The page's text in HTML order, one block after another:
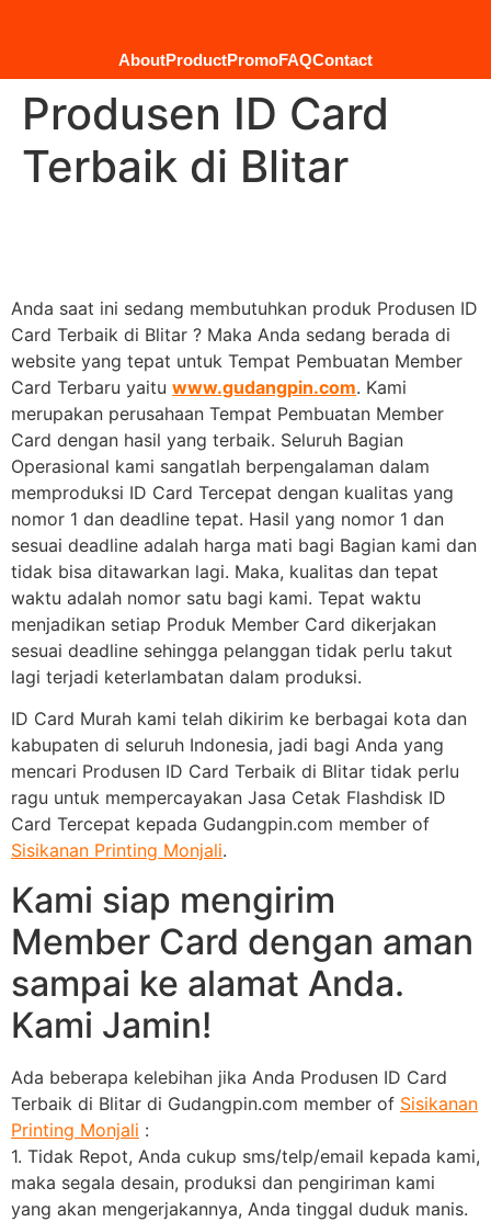
AboutProductPromoFAQContact
Produsen ID Card
Terbaik di Blitar
Anda saat ini sedang membutuhkan produk Produsen ID
Card Terbaik di Blitar ? Maka Anda sedang berada di
website yang tepat untuk Tempat Pembuatan Member
Card Terbaru yaitu www.gudangpin.com. Kami
merupakan perusahaan Tempat Pembuatan Member
Card dengan hasil yang terbaik. Seluruh Bagian
Operasional kami sangatlah berpengalaman dalam
memproduksi ID Card Tercepat dengan kualitas yang
nomor 1 dan deadline tepat. Hasil yang nomor 1 dan
sesuai deadline adalah harga mati bagi Bagian kami dan
tidak bisa ditawarkan lagi. Maka, kualitas dan tepat
waktu adalah nomor satu bagi kami. Tepat waktu
menjadikan setiap Produk Member Card dikerjakan
sesuai deadline sehingga pelanggan tidak perlu takut
lagi terjadi keterlambatan dalam produksi.
ID Card Murah kami telah dikirim ke berbagai kota dan
kabupaten di seluruh Indonesia, jadi bagi Anda yang
mencari Produsen ID Card Terbaik di Blitar tidak perlu
ragu untuk mempercayakan Jasa Cetak Flashdisk ID
Card Tercepat kepada Gudangpin.com member of
Sisikanan Printing Monjali.
Kami siap mengirim
Member Card dengan aman
sampai ke alamat Anda.
Kami Jamin!
Ada beberapa kelebihan jika Anda Produsen ID Card
Terbaik di Blitar di Gudangpin.com member of Sisikanan
Printing Monjali :
1. Tidak Repot, Anda cukup sms/telp/email kepada kami,
maka segala desain, produksi dan pengiriman kami
yang akan mengerjakannya, Anda tinggal duduk manis.